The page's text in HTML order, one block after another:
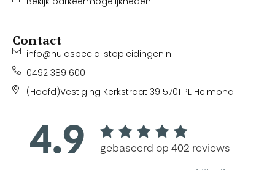
Contact
info@huidspecialistopleidingen.nl
0492 389 600
(Hoofd)Vestiging Kerkstraat 39 5701 PL Helmond